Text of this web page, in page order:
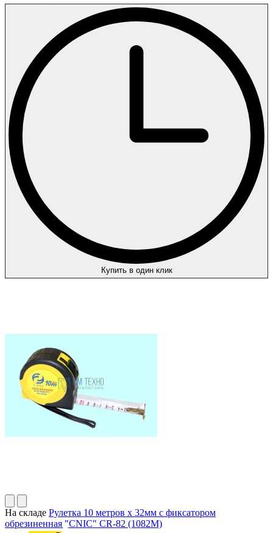
Купить в один клик
На складе Рулетка 10 метров х 32мм с фиксатором
обрезиненная "CNIC" CR-82 (1082М)